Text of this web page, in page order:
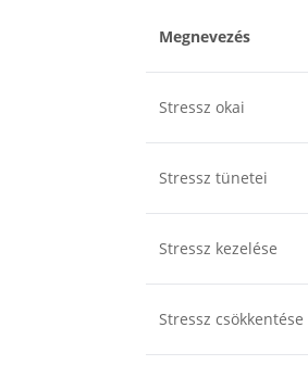
Megnevezés
Stressz okai
Stressz tünetei
Stressz kezelése
Stressz csökkentése